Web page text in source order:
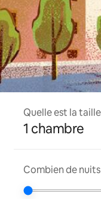
Quelle est la
1 chambre
Combien de